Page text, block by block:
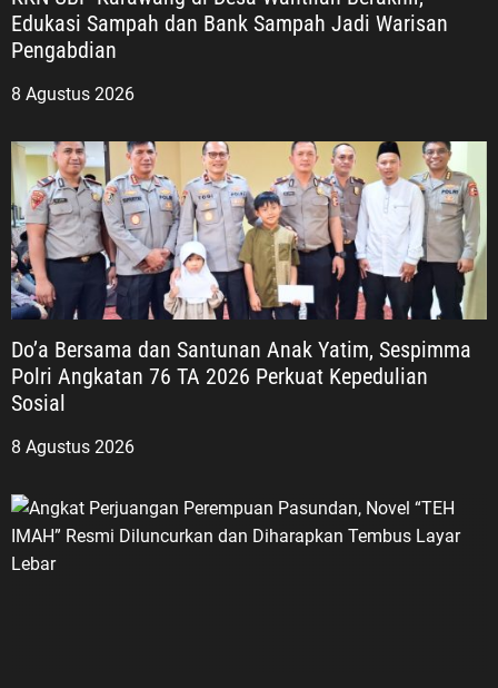
Edukasi Sampah dan Bank Sampah Jadi Warisan
Pengabdian
8 Agustus 2026
Do’a Bersama dan Santunan Anak Yatim, Sespimma
Polri Angkatan 76 TA 2026 Perkuat Kepedulian
Sosial
8 Agustus 2026